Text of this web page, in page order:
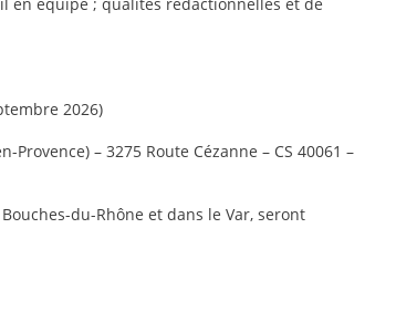
2026)
Provence) – 3275 Route Cézanne – CS 40061 –
du-Rhône et dans le Var, seront